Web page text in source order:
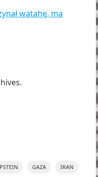
watahę, ma
GAZA IRAN